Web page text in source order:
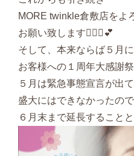
MORE twinkle倉敷店をよ
お願い致します🙇‍♂‍💕💕
そして、本来ならば５月
お客様への１周年大感謝
５月は緊急事態宣言が出
盛大にはできなかったので
６月末まで延長すること